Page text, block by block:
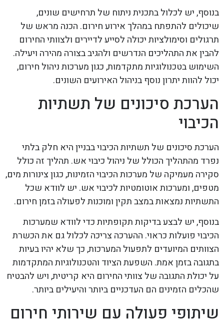
בנוסף, יש לכלול בתכנית ניתוח של תרחישים שונים,
שיכולים להתפתח במהלך אירוע חירום. הכנה מראש של
תרגולים וסימולציות יכולה לסייע לדיירים ולצוותי החירום
להבין את התהליכים הנדרשים ולהגיב בצורה מהירה ויעילה.
השימוש בטכנולוגיות מתקדמות, כגון מערכות ניהול חירום,
יכול להוות יתרון נוסף בניהול האירועים השונים.
הערכת סיכונים של תשתיות
הכיבוי
הערכת סיכונים של תשתיות הכיבוי בבניין היא חלק בלתי
נפרד מהתהליך הכולל של ניהול כיבוי אש. תהליך זה כולל
סקירה מעמיקה של מערכות הכיבוי הזמינות, כגון צינורות מים,
מטפים, ומערכות אוטומטיות לכיבוי אש. יש לוודא שכל
התשתיות נמצאות במצב תקין ומוכנות לפעולה בזמן חירום.
בנוסף, יש לבצע בדיקות תקופתיות כדי לוודא שמערכות
הכיבוי פועלות כראוי. ההערכה צריכה לכלול גם את הכשרת
הצוותים המיועדים לתפעול המערכות, כך שלא יהיו בעיות
בתגובה בזמן אמת. השפעת הציוד והטכנולוגיות המתקדמות
על יכולת התגובה של צוותי החירום היא קריטית, ויש להבטיח
שהכלים הזמינים הם העדכניים ביותר והיעילים ביותר.
שיתופי פעולה עם שירותי חירום